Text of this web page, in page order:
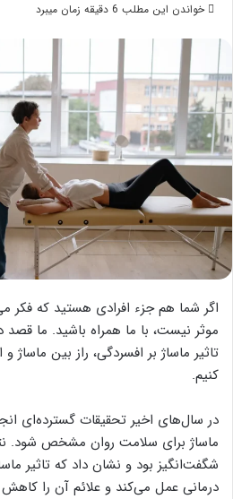
خواندن این مطلب 6 دقیقه زمان میبرد
اگر شما هم جزء افرادی هستید که فکر
موثر نیست، با ما همراه باشید. ما قصد
تاثیر ماساژ بر افسردگی، راز بین ماساژ و
کنیم.
در سال‌های اخیر تحقیقات گسترده‌ای
ماساژ برای سلامت روان مشخص شود.
شگفت‌انگیز بود و نشان داد که تاثیر
درمانی عمل می‌کند و علائم آن را